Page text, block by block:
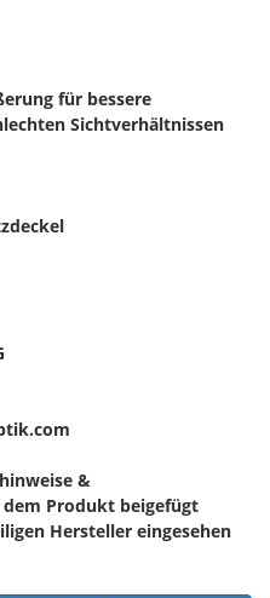
für bessere
Sichtverhältnissen
&
Produkt beigefügt
Hersteller eingesehen